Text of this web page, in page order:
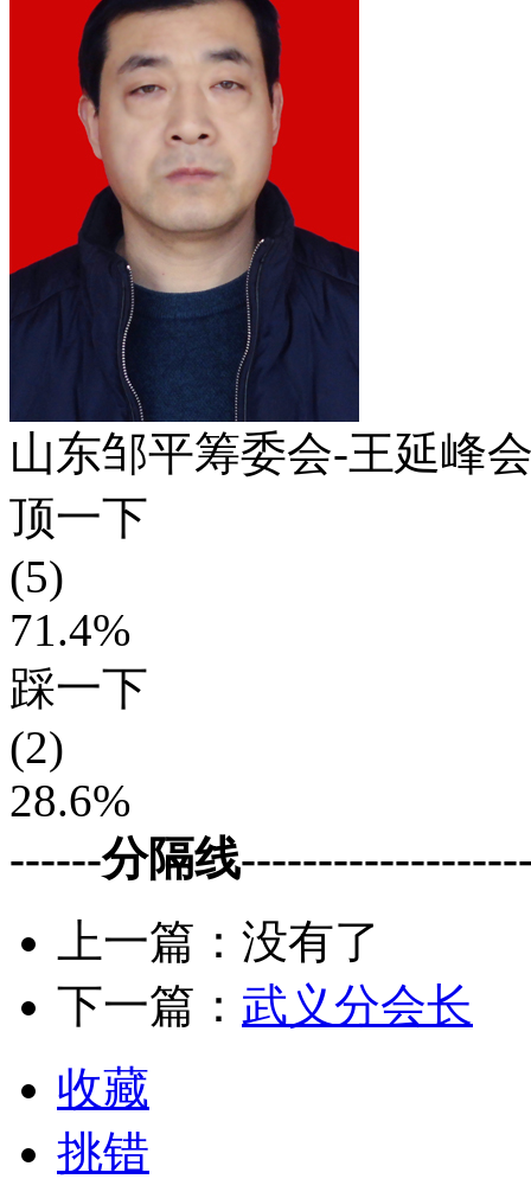
山东邹平筹委会-王延峰
顶一下
(5)
71.4%
踩一下
(2)
28.6%
------分隔线
上一篇：没有了
下一篇： 武义分会长
收藏
挑错